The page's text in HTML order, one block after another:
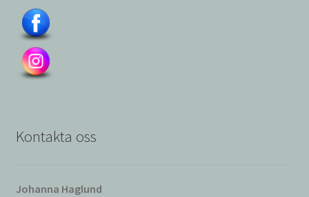
Kontakta oss
Johanna Haglund